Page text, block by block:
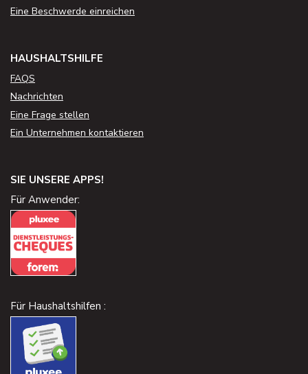
Eine Beschwerde einreichen
HAUSHALTSHILFE
FAQS
Nachrichten
Eine Frage stellen
Ein Unternehmen kontaktieren
SIE UNSERE APPS!
Für Anwender:
Für Haushaltshilfen :